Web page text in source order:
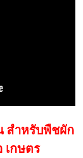
สำหรับพืชผัก
เกษตร